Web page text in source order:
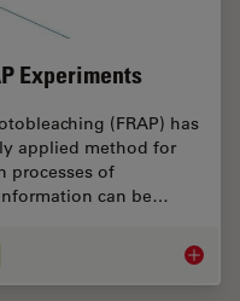
Experiments
(FRAP) has
applied method for
processes of
can be…
Step